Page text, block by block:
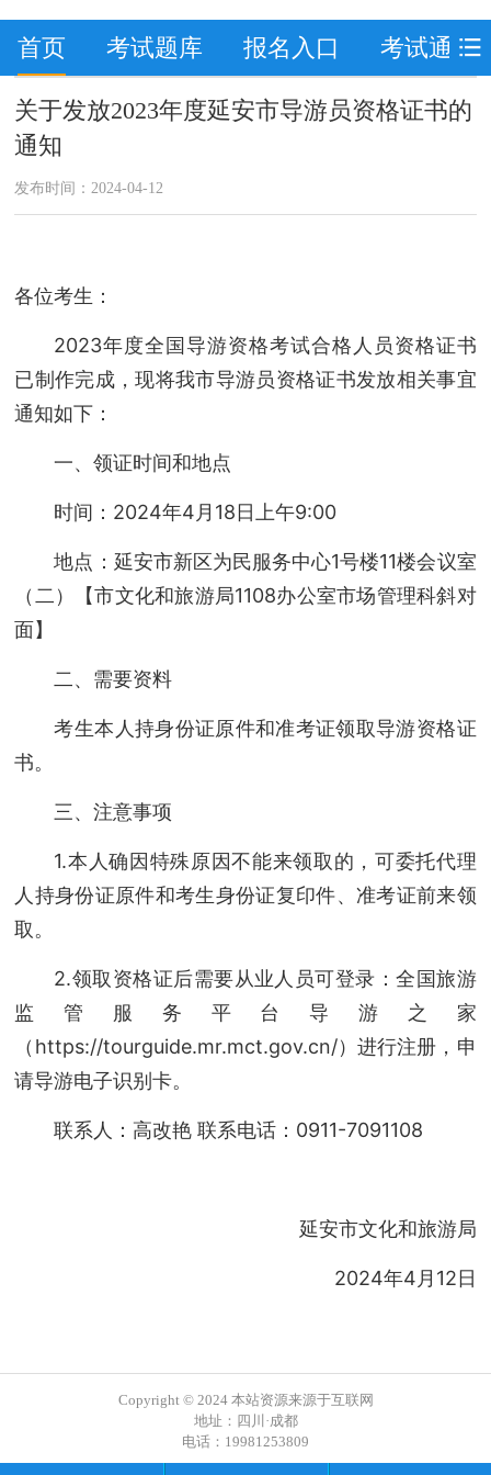
首页 考试题库 报名入口 考试通知
关于发放2023年度延安市导游员资格证书的
通知
发布时间：2024-04-12
各位考生：
2023年度全国导游资格考试合格人员资格证书
已制作完成，现将我市导游员资格证书发放相关事宜
通知如下：
一、领证时间和地点
时间：2024年4月18日上午9:00
地点：延安市新区为民服务中心1号楼11楼会议室
（二）【市文化和旅游局1108办公室市场管理科斜对
面】
二、需要资料
考生本人持身份证原件和准考证领取导游资格证
书。
三、注意事项
1.本人确因特殊原因不能来领取的，可委托代理
人持身份证原件和考生身份证复印件、准考证前来领
取。
2.领取资格证后需要从业人员可登录：全国旅游
监管服务平台导游之家
（https://tourguide.mr.mct.gov.cn/）进行注册，申
请导游电子识别卡。
联系人：高改艳 联系电话：0911-7091108
延安市文化和旅游局
2024年4月12日
Copyright © 2024 本站资源来源于互联网
地址：四川·成都
电话：19981253809